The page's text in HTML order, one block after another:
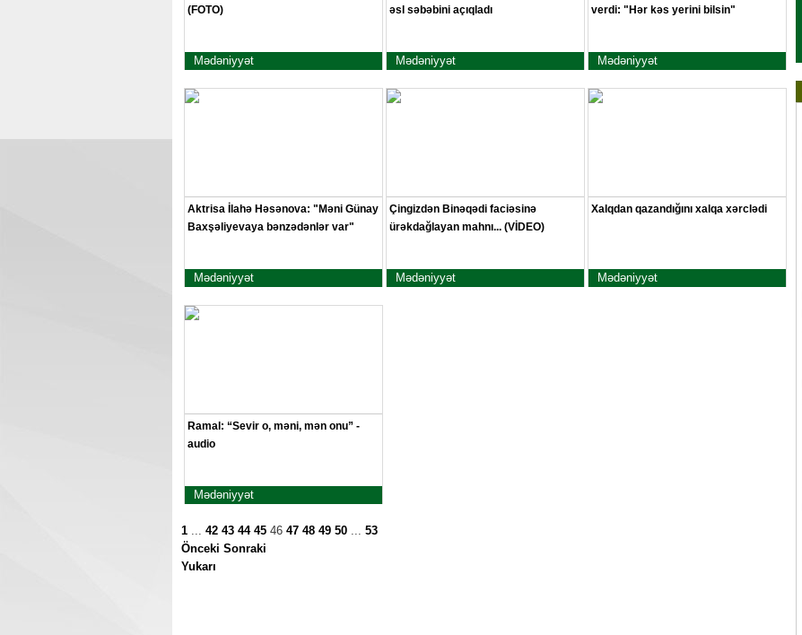
(FOTO)
Mədəniyyət
əsl səbəbini açıqladı
Mədəniyyət
verdi: "Hər kəs yerini bilsin"
Mədəniyyət
Aktrisa İlahə Həsənova: "Məni Günay
Baxşəliyevaya bənzədənlər var"
Mədəniyyət
Çingizdən Binəqədi faciəsinə
ürəkdağlayan mahnı... (VİDEO)
Mədəniyyət
Xalqdan qazandığını xalqa xərclədi
Mədəniyyət
Ramal: “Sevir o, məni, mən onu” -
audio
Mədəniyyət
1 ... 42 43 44 45 46 47 48 49 50 ... 53
Önceki Sonraki
Yukarı